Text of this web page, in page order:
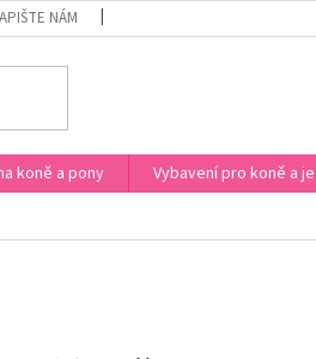
NÁM
koně a pony Vybavení pro koně a